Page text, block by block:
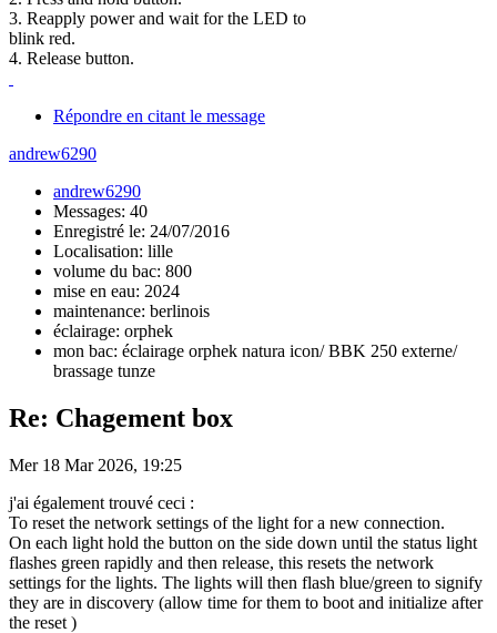
3. Reapply power and wait for the LED to
blink red.
4. Release button.
Répondre en citant le message
andrew6290
andrew6290
Messages: 40
Enregistré le: 24/07/2016
Localisation: lille
volume du bac: 800
mise en eau: 2024
maintenance: berlinois
éclairage: orphek
mon bac: éclairage orphek natura icon/ BBK 250 externe/
brassage tunze
Re: Chagement box
Mer 18 Mar 2026, 19:25
j'ai également trouvé ceci :
To reset the network settings of the light for a new connection.
On each light hold the button on the side down until the status light
flashes green rapidly and then release, this resets the network
settings for the lights. The lights will then flash blue/green to signify
they are in discovery (allow time for them to boot and initialize after
the reset )